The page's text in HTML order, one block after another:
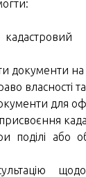
документи
власності
для
поділі або